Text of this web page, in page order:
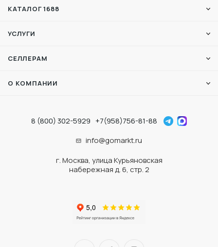
КАТАЛОГ 1688
УСЛУГИ
СЕЛЛЕРАМ
О КОМПАНИИ
8 (800) 302-5929 +7(958)756-81-88
info@gomarkt.ru
г. Москва, улица Курьяновская
набережная д. 6, стр. 2